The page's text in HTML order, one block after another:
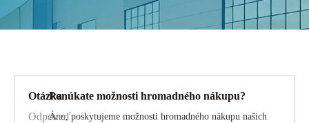
OtázkaPonúkate možnosti hromadného nákupu?
OdpoveďÁno, poskytujeme možnosti hromadného nákupu našich